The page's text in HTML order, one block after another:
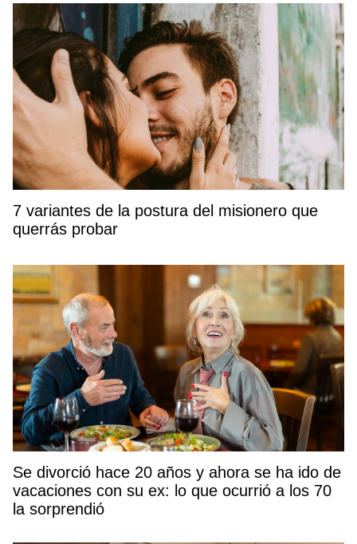
7 variantes de la postura del misionero que
querrás probar
Se divorció hace 20 años y ahora se ha ido de
vacaciones con su ex: lo que ocurrió a los 70
la sorprendió